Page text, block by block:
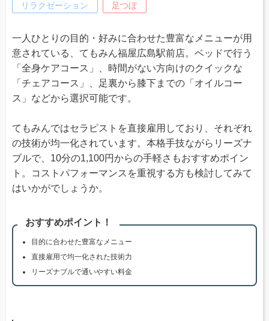
リラクゼーション 足つぼ
一人ひとりの目的・好みに合わせた豊富なメニューが用
意されている、てもみん福屋広島駅前店。ベッドで行う
「全身ケアコース」、時間がない方向けのクイックな
「チェアコース」、足裏から膝下までの「オイルコー
ス」などから選択可能です。
てもみんではセラピストを直接雇用しており、それぞれ
の技術が均一化されています。本格手技ながらリーズナ
ブルで、10分の1,100円からの手軽さもおすすめポイン
ト。コストパフォーマンスを重視する方も検討してみて
はいかがでしょうか。
おすすめポイント！
目的に合わせた豊富なメニュー
直接雇用で均一化された技術力
リーズナブルで通いやすい料金